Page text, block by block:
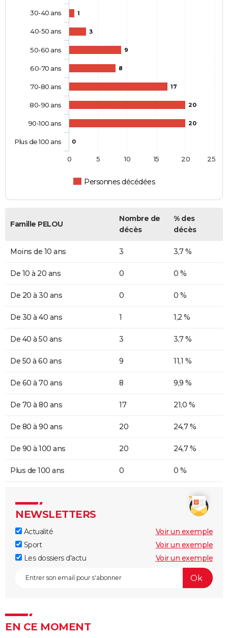
1
3
9
8
17
20
20
0
Personnes décédées
30-40 ans
40-50 ans
50-60 ans
60-70 ans
70-80 ans
80-90 ans
90-100 ans
Plus de 100 ans
0 5 10 15 20 25
Famille PELOU
Nombre de
décès
% des
décès
Moins de 10 ans 3 3,7 %
De 10 à 20 ans 0 0 %
De 20 à 30 ans 0 0 %
De 30 à 40 ans 1 1,2 %
De 40 à 50 ans 3 3,7 %
De 50 à 60 ans 9 11,1 %
De 60 à 70 ans 8 9,9 %
De 70 à 80 ans 17 21,0 %
De 80 à 90 ans 20 24,7 %
De 90 à 100 ans 20 24,7 %
Plus de 100 ans 0 0 %
NEWSLETTERS
Actualité
Voir un exemple
Sport
Voir un exemple
Les dossiers d'actu
Voir un exemple
EN CE MOMENT